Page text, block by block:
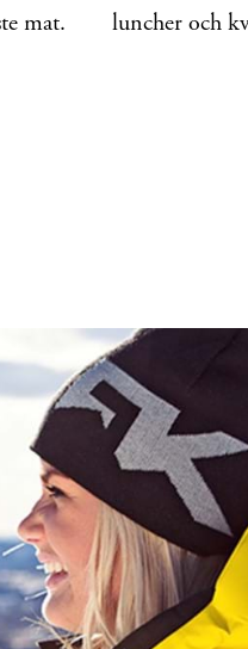
mat.
luncher och